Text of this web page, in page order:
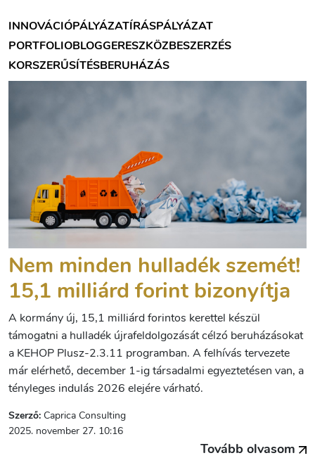
INNOVÁCIÓPÁLYÁZATÍRÁSPÁLYÁZAT
PORTFOLIOBLOGGERESZKÖZBESZERZÉS
KORSZERŰSÍTÉSBERUHÁZÁS
Nem minden hulladék szemét!
15,1 milliárd forint bizonyítja
A kormány új, 15,1 milliárd forintos kerettel készül
támogatni a hulladék újrafeldolgozását célzó beruházásokat
a KEHOP Plusz-2.3.11 programban. A felhívás tervezete
már elérhető, december 1-ig társadalmi egyeztetésen van, a
tényleges indulás 2026 elejére várható.
Szerző: Caprica Consulting
2025. november 27. 10:16
Tovább olvasom